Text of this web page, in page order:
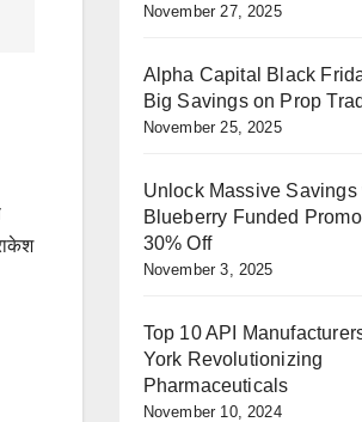
November 27, 2025
Alpha Capital Black
Big Savings on Prop
November 25, 2025
Unlock Massive Savings
Blueberry Funded
30% Off
November 3, 2025
Top 10 API
York Revolutionizing
Pharmaceuticals
November 10, 2024